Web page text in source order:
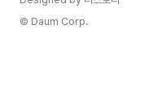
© Daum Corp.